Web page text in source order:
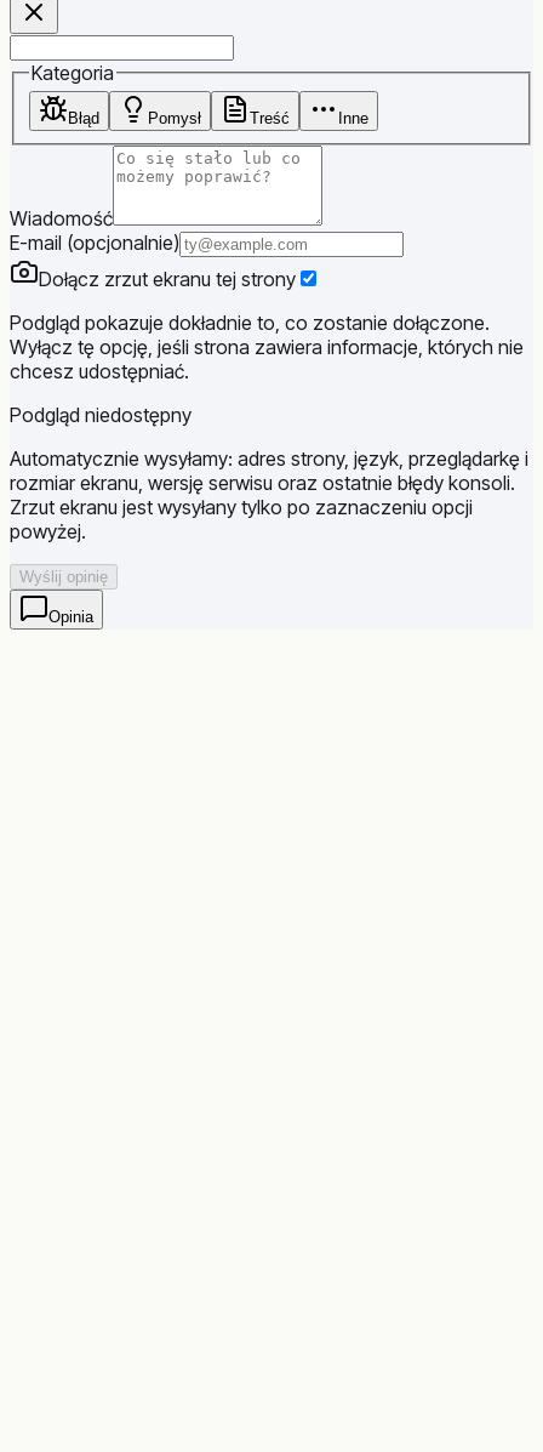
Website
Kategoria
Błąd Pomysł Treść Inne
Wiadomość
E-mail (opcjonalnie)
Dołącz zrzut ekranu tej strony
Podgląd pokazuje dokładnie to, co zostanie dołączone.
Wyłącz tę opcję, jeśli strona zawiera informacje, których nie
chcesz udostępniać.
Podgląd niedostępny
Automatycznie wysyłamy: adres strony, język, przeglądarkę i
rozmiar ekranu, wersję serwisu oraz ostatnie błędy konsoli.
Zrzut ekranu jest wysyłany tylko po zaznaczeniu opcji
powyżej.
Wyślij opinię
Opinia